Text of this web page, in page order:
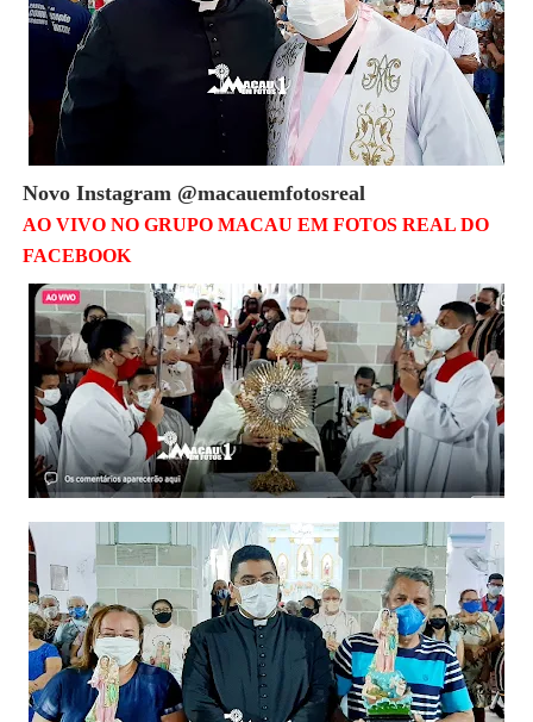
Novo Instagram @macauemfotosreal
AO VIVO NO GRUPO MACAU EM FOTOS REAL DO
FACEBOOK